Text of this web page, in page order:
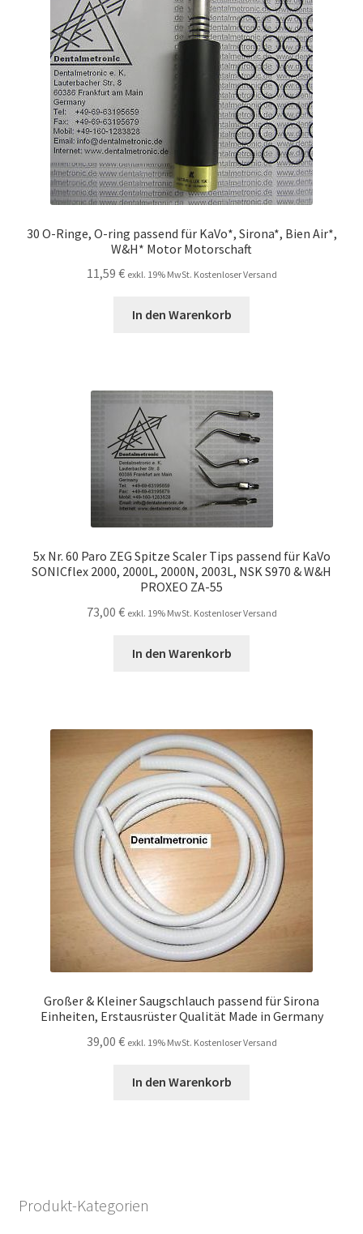
30 O-Ringe, O-ring passend für KaVo*, Sirona*, Bien Air*,
W&H* Motor Motorschaft
11,59 € exkl. 19% MwSt. Kostenloser Versand
In den Warenkorb
5x Nr. 60 Paro ZEG Spitze Scaler Tips passend für KaVo
SONICflex 2000, 2000L, 2000N, 2003L, NSK S970 & W&H
PROXEO ZA-55
73,00 € exkl. 19% MwSt. Kostenloser Versand
In den Warenkorb
Großer & Kleiner Saugschlauch passend für Sirona
Einheiten, Erstausrüster Qualität Made in Germany
39,00 € exkl. 19% MwSt. Kostenloser Versand
In den Warenkorb
Produkt-Kategorien